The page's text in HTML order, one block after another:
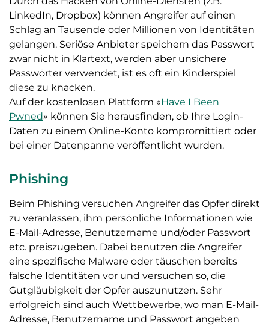
LinkedIn, Dropbox) können Angreifer auf einen
Schlag an Tausende oder Millionen von Identitäten
gelangen. Seriöse Anbieter speichern das Passwort
zwar nicht in Klartext, werden aber unsichere
Passwörter verwendet, ist es oft ein Kinderspiel
diese zu knacken.
Auf der kostenlosen Plattform «Have I Been
Pwned» können Sie herausfinden, ob Ihre Login-
Daten zu einem Online-Konto kompromittiert oder
bei einer Datenpanne veröffentlicht wurden.
Phishing
Beim Phishing versuchen Angreifer das Opfer direkt
zu veranlassen, ihm persönliche Informationen wie
E-Mail-Adresse, Benutzername und/oder Passwort
etc. preiszugeben. Dabei benutzen die Angreifer
eine spezifische Malware oder täuschen bereits
falsche Identitäten vor und versuchen so, die
Gutgläubigkeit der Opfer auszunutzen. Sehr
erfolgreich sind auch Wettbewerbe, wo man E-Mail-
Adresse, Benutzername und Passwort angeben